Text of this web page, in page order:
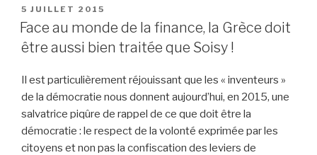
PUBLIÉ
LE
5 JUILLET 2015
Face au monde de la finance, la Grèce doit
être aussi bien traitée que Soisy !
Il est particulièrement réjouissant que les « inventeurs »
de la démocratie nous donnent aujourd’hui, en 2015, une
salvatrice piqûre de rappel de ce que doit être la
démocratie : le respect de la volonté exprimée par les
citoyens et non pas la confiscation des leviers de